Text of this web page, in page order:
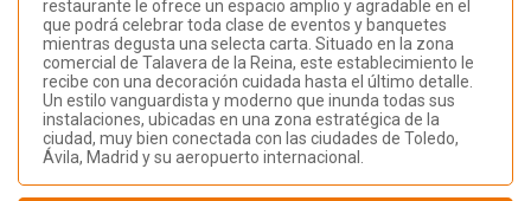
restaurante le ofrece un espacio amplio y agradable en el
que podrá celebrar toda clase de eventos y banquetes
mientras degusta una selecta carta. Situado en la zona
comercial de Talavera de la Reina, este establecimiento le
recibe con una decoración cuidada hasta el último detalle.
Un estilo vanguardista y moderno que inunda todas sus
instalaciones, ubicadas en una zona estratégica de la
ciudad, muy bien conectada con las ciudades de Toledo,
Ávila, Madrid y su aeropuerto internacional.